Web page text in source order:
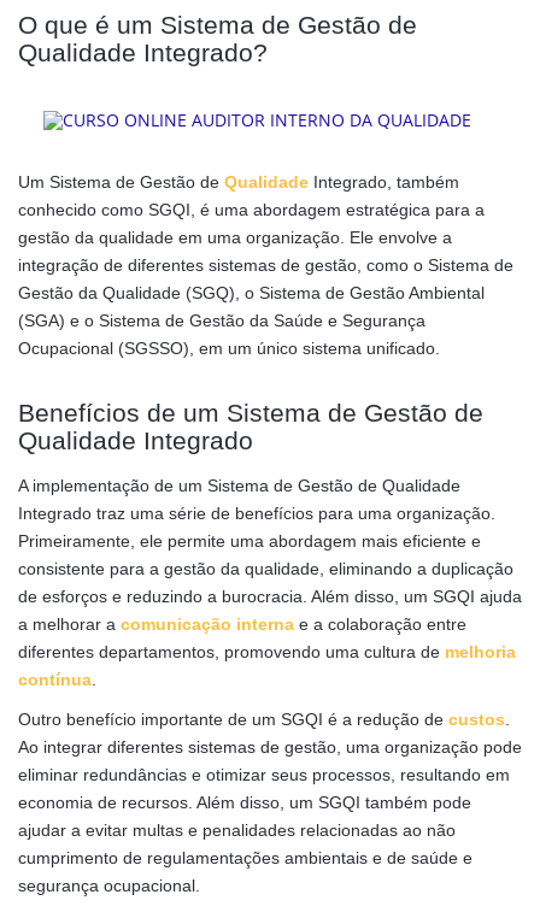
O que é um Sistema de Gestão de
Qualidade Integrado?
Um Sistema de Gestão de Qualidade Integrado, também
conhecido como SGQI, é uma abordagem estratégica para a
gestão da qualidade em uma organização. Ele envolve a
integração de diferentes sistemas de gestão, como o Sistema de
Gestão da Qualidade (SGQ), o Sistema de Gestão Ambiental
(SGA) e o Sistema de Gestão da Saúde e Segurança
Ocupacional (SGSSO), em um único sistema unificado.
Benefícios de um Sistema de Gestão de
Qualidade Integrado
A implementação de um Sistema de Gestão de Qualidade
Integrado traz uma série de benefícios para uma organização.
Primeiramente, ele permite uma abordagem mais eficiente e
consistente para a gestão da qualidade, eliminando a duplicação
de esforços e reduzindo a burocracia. Além disso, um SGQI ajuda
a melhorar a comunicação interna e a colaboração entre
diferentes departamentos, promovendo uma cultura de melhoria
contínua
Outro benefício importante de um SGQI é a redução de custos
Ao integrar diferentes sistemas de gestão, uma organização pode
eliminar redundâncias e otimizar seus processos, resultando em
economia de recursos. Além disso, um SGQI também pode
ajudar a evitar multas e penalidades relacionadas ao não
cumprimento de regulamentações ambientais e de saúde e
segurança ocupacional.